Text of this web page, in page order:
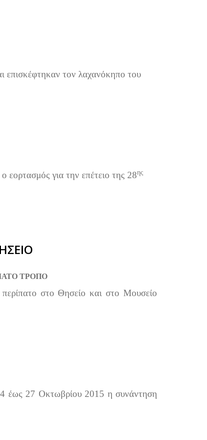
επισκέφτηκαν τον λαχανόκηπο του
για την επέτειο της 28ης
ΤΡΟΠΟ
στο Θησείο και στο Μουσείο
έως 27 Οκτωβρίου 2015 η συνάντηση